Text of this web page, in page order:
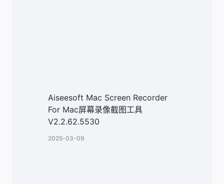
Aiseesoft Mac Screen Recorder
For Mac屏幕录像截图工具
V2.2.62.5530
2025-03-09